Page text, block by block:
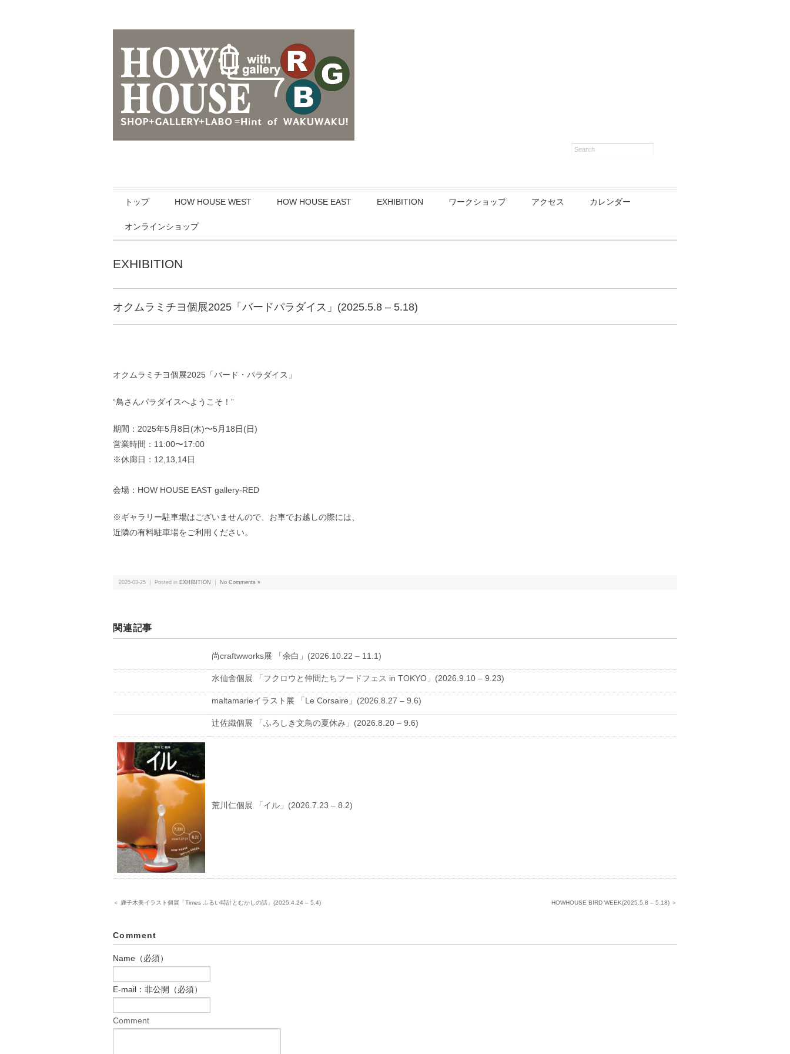
トップ HOW HOUSE WEST HOW HOUSE EAST EXHIBITION ワークショップ アクセス カレンダー
オンラインショップ
EXHIBITION
オクムラミチヨ個展2025「バードパラダイス」(2025.5.8 – 5.18)
オクムラミチヨ個展2025「バード・パラダイス」
“鳥さんパラダイスへようこそ！”
期間：2025年5月8日(木)〜5月18日(日)
営業時間：11:00〜17:00
※休廊日：12,13,14日
会場：HOW HOUSE EAST gallery-RED
※ギャラリー駐車場はございませんので、お車でお越しの際には、
近隣の有料駐車場をご利用ください。
2025-03-25 ｜ Posted in EXHIBITION No Comments »
関連記事
尚craftwworks展 「余白」(2026.10.22 – 11.1)
水仙舎個展 「フクロウと仲間たちフードフェス in TOKYO」(2026.9.10 – 9.23)
maltamarieイラスト展 「Le Corsaire」(2026.8.27 – 9.6)
辻佐織個展 「ふろしき文鳥の夏休み」(2026.8.20 – 9.6)
荒川仁個展 「イル」(2026.7.23 – 8.2)
＜ 鹿子木美イラスト個展「Times ふるい時計とむかしの話」(2025.4.24 – 5.4) HOWHOUSE BIRD WEEK(2025.5.8 – 5.18) ＞
Comment
Name（必須）
E-mail：非公開（必須）
Comment